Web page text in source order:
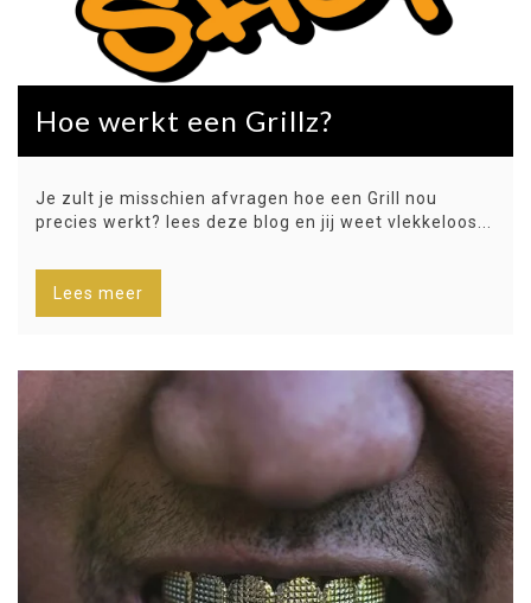
Hoe werkt een Grillz?
Je zult je misschien afvragen hoe een Grill nou
precies werkt? lees deze blog en jij weet vlekkeloos...
Lees meer